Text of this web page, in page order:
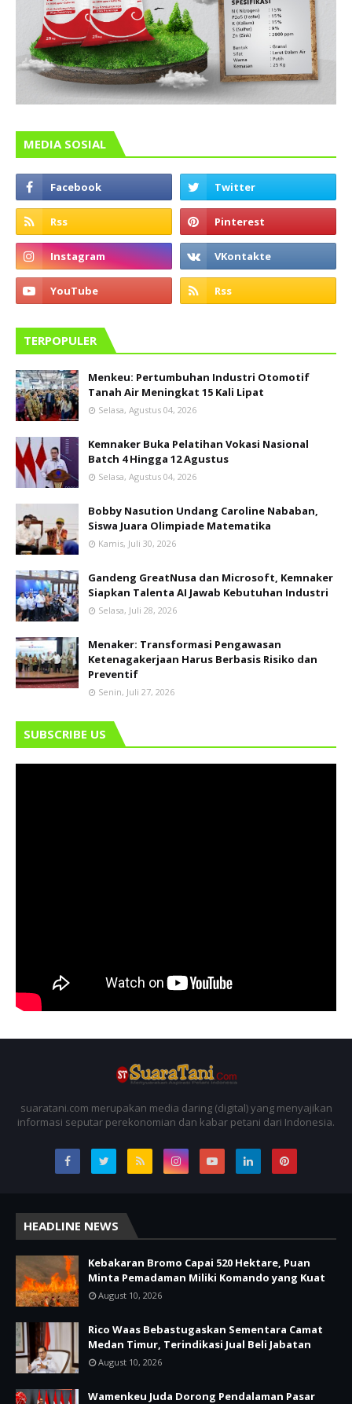
MEDIA SOSIAL
TERPOPULER
Menkeu: Pertumbuhan Industri Otomotif
Tanah Air Meningkat 15 Kali Lipat
Selasa, Agustus 04, 2026
Kemnaker Buka Pelatihan Vokasi Nasional
Batch 4 Hingga 12 Agustus
Selasa, Agustus 04, 2026
Bobby Nasution Undang Caroline Nababan,
Siswa Juara Olimpiade Matematika
Kamis, Juli 30, 2026
Gandeng GreatNusa dan Microsoft, Kemnaker
Siapkan Talenta AI Jawab Kebutuhan Industri
Selasa, Juli 28, 2026
Menaker: Transformasi Pengawasan
Ketenagakerjaan Harus Berbasis Risiko dan
Preventif
Senin, Juli 27, 2026
SUBSCRIBE US
suaratani.com merupakan media daring (digital) yang menyajikan
informasi seputar perekonomian dan kabar petani dari Indonesia.
HEADLINE NEWS
Kebakaran Bromo Capai 520 Hektare, Puan
Minta Pemadaman Miliki Komando yang Kuat
August 10, 2026
Rico Waas Bebastugaskan Sementara Camat
Medan Timur, Terindikasi Jual Beli Jabatan
August 10, 2026
Wamenkeu Juda Dorong Pendalaman Pasar